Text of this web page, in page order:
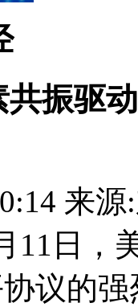
振驱
来源
日，美
议的